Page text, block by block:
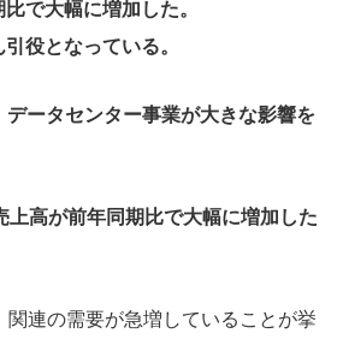
で大幅に増加した。
役となっている。
データセンター事業が大きな影響を
上高が前年同期比で大幅に増加した
関連の需要が急増していることが挙